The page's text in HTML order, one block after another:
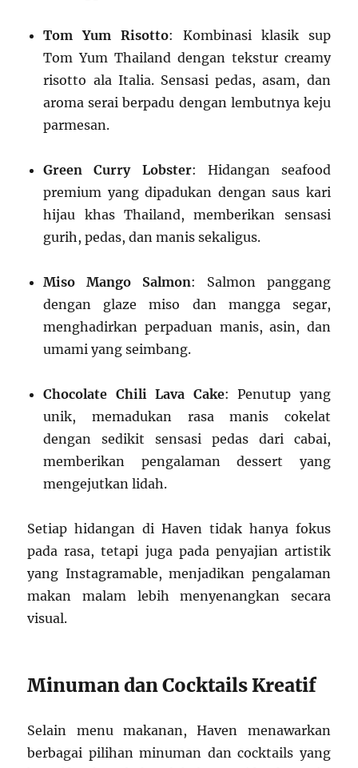
Tom Yum Risotto: Kombinasi klasik sup
Tom Yum Thailand dengan tekstur creamy
risotto ala Italia. Sensasi pedas, asam, dan
aroma serai berpadu dengan lembutnya keju
parmesan.
Green Curry Lobster: Hidangan seafood
premium yang dipadukan dengan saus kari
hijau khas Thailand, memberikan sensasi
gurih, pedas, dan manis sekaligus.
Miso Mango Salmon: Salmon panggang
dengan glaze miso dan mangga segar,
menghadirkan perpaduan manis, asin, dan
umami yang seimbang.
Chocolate Chili Lava Cake: Penutup yang
unik, memadukan rasa manis cokelat
dengan sedikit sensasi pedas dari cabai,
memberikan pengalaman dessert yang
mengejutkan lidah.
Setiap hidangan di Haven tidak hanya fokus
pada rasa, tetapi juga pada penyajian artistik
yang Instagramable, menjadikan pengalaman
makan malam lebih menyenangkan secara
visual.
Minuman dan Cocktails Kreatif
Selain menu makanan, Haven menawarkan
berbagai pilihan minuman dan cocktails yang